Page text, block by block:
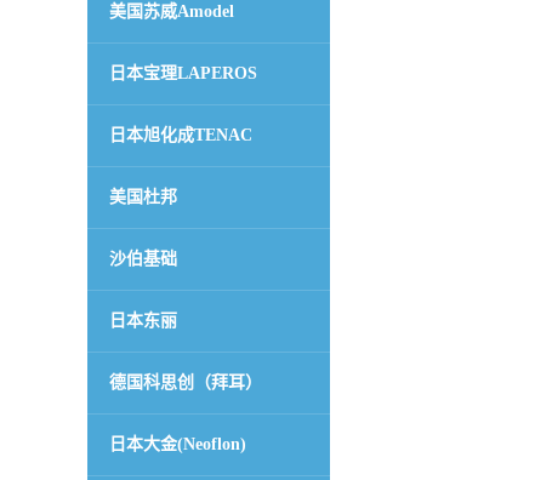
美国苏威Amodel
日本宝理LAPEROS
日本旭化成TENAC
美国杜邦
沙伯基础
日本东丽
德国科思创（拜耳）
日本大金(Neoflon)